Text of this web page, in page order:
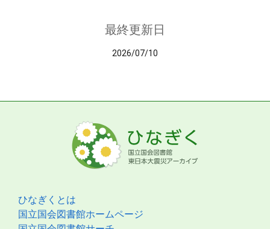
最終更新日
2026/07/10
ひなぎくとは
国立国会図書館ホームページ